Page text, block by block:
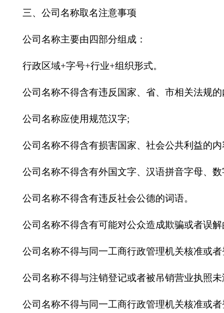
三、公司名称取名注意事项
公司名称主要由四部分组成：
行政区域+字号+行业+组织形式。
公司名称不得含有违反国家、省、市相关法规
公司名称应使用规范汉字;
公司名称不得含有损害国家、社会公共利益的
公司名称不得含有外国文字、汉语拼音字母、
公司名称不得含有违反社会公德的词语。
公司名称不得含有可能对公众造成欺骗或者误
公司名称不得与同一工商行政管理机关核准或
公司名称不得与注销登记或者被吊销营业执照
公司名称不得与同一工商行政管理机关核准或